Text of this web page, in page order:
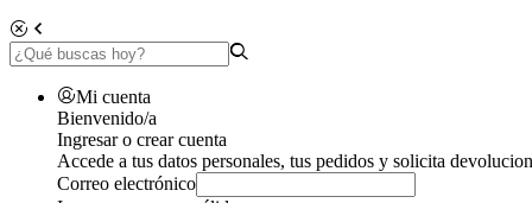
Mi cuenta
Bienvenido/a
Ingresar o crear cuenta
Accede a tus datos personales, tus pedidos y solicita
Correo electrónico